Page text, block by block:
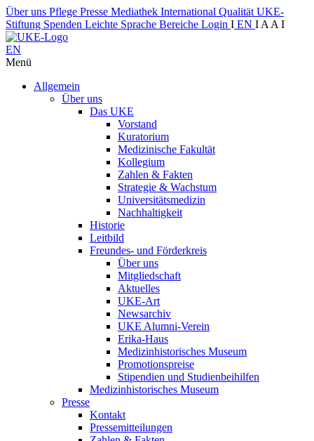
Über uns Pflege Presse Mediathek International Qualität UKE-
Stiftung Spenden Leichte Sprache Bereiche Login I EN I A A I
EN
Menü
Allgemein
Über uns
Das UKE
Vorstand
Kuratorium
Medizinische Fakultät
Kollegium
Zahlen & Fakten
Strategie & Wachstum
Universitätsmedizin
Nachhaltigkeit
Historie
Leitbild
Freundes- und Förderkreis
Über uns
Mitgliedschaft
Aktuelles
UKE-Art
Newsarchiv
UKE Alumni-Verein
Erika-Haus
Medizinhistorisches Museum
Promotionspreise
Stipendien und Studienbeihilfen
Medizinhistorisches Museum
Presse
Kontakt
Pressemitteilungen